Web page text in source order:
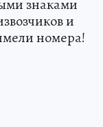
знаками
и
номера!